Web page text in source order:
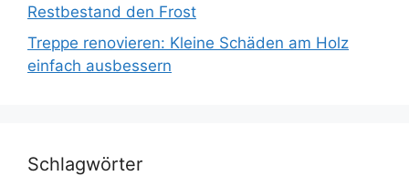
Restbestand den Frost
Treppe renovieren: Kleine Schäden am Holz
einfach ausbessern
Schlagwörter